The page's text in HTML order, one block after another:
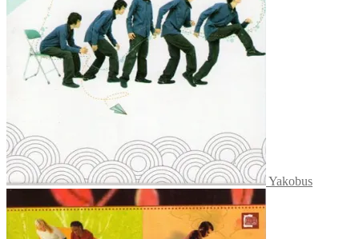
Yakobus